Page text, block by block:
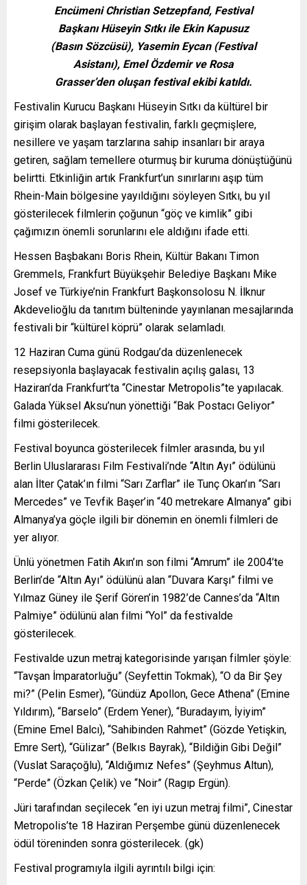
Encümeni Christian Setzepfand, Festival
Başkanı Hüseyin Sıtkı ile Ekin Kapusuz
(Basın Sözcüsü), Yasemin Eycan (Festival
Asistanı), Emel Özdemir ve Rosa
Grasser’den oluşan festival ekibi katıldı.
Festivalin Kurucu Başkanı Hüseyin Sıtkı da kültürel bir
girişim olarak başlayan festivalin, farklı geçmişlere,
nesillere ve yaşam tarzlarına sahip insanları bir araya
getiren, sağlam temellere oturmuş bir kuruma dönüştüğünü
belirtti. Etkinliğin artık Frankfurt’un sınırlarını aşıp tüm
Rhein-Main bölgesine yayıldığını söyleyen Sıtkı, bu yıl
gösterilecek filmlerin çoğunun “göç ve kimlik” gibi
çağımızın önemli sorunlarını ele aldığını ifade etti.
Hessen Başbakanı Boris Rhein, Kültür Bakanı Timon
Gremmels, Frankfurt Büyükşehir Belediye Başkanı Mike
Josef ve Türkiye’nin Frankfurt Başkonsolosu N. İlknur
Akdevelioğlu da tanıtım bülteninde yayınlanan mesajlarında
festivali bir “kültürel köprü” olarak selamladı.
12 Haziran Cuma günü Rodgau’da düzenlenecek
resepsiyonla başlayacak festivalin açılış galası, 13
Haziran’da Frankfurt’ta “Cinestar Metropolis”te yapılacak.
Galada Yüksel Aksu’nun yönettiği “Bak Postacı Geliyor”
filmi gösterilecek.
Festival boyunca gösterilecek filmler arasında, bu yıl
Berlin Uluslararası Film Festivali’nde “Altın Ayı” ödülünü
alan İlter Çatak’ın filmi “Sarı Zarflar” ile Tunç Okan’ın “Sarı
Mercedes” ve Tevfik Başer’in “40 metrekare Almanya” gibi
Almanya’ya göçle ilgili bir dönemin en önemli filmleri de
yer alıyor.
Ünlü yönetmen Fatih Akın’ın son filmi “Amrum” ile 2004’te
Berlin’de “Altın Ayı” ödülünü alan “Duvara Karşı” filmi ve
Yılmaz Güney ile Şerif Gören’in 1982’de Cannes’da “Altın
Palmiye” ödülünü alan filmi “Yol” da festivalde
gösterilecek.
Festivalde uzun metraj kategorisinde yarışan filmler şöyle:
“Tavşan İmparatorluğu” (Seyfettin Tokmak), “O da Bir Şey
mi?” (Pelin Esmer), “Gündüz Apollon, Gece Athena” (Emine
Yıldırım), “Barselo” (Erdem Yener), “Buradayım, İyiyim”
(Emine Emel Balcı), “Sahibinden Rahmet” (Gözde Yetişkin,
Emre Sert), “Gülizar” (Belkıs Bayrak), “Bildiğin Gibi Değil”
(Vuslat Saraçoğlu), “Aldığımız Nefes” (Şeyhmus Altun),
“Perde” (Özkan Çelik) ve “Noir” (Ragıp Ergün).
Jüri tarafından seçilecek “en iyi uzun metraj filmi”, Cinestar
Metropolis’te 18 Haziran Perşembe günü düzenlenecek
ödül töreninden sonra gösterilecek. (gk)
Festival programıyla ilgili ayrıntılı bilgi için: